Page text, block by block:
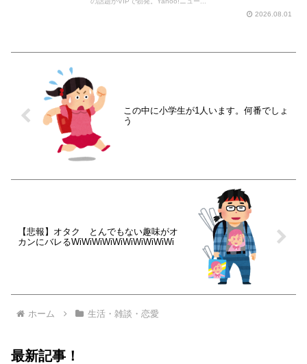
2026.08.01
この中に小学生が1人います。何番でしょ
う
【悲報】オタク とんでもない趣味がオ
カンにバレるWiWiWiWiWiWiWiWiWiWi
ホーム 生活・雑談・恋愛
最新記事！